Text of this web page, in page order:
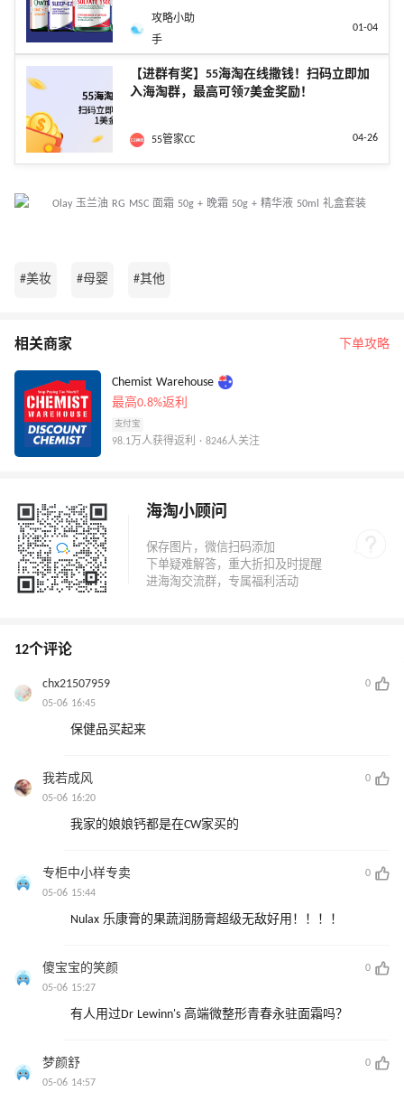
攻略小助
手
01-04
【进群有奖】55海淘在线撒钱！扫码立即加
入海淘群，最高可领7美金奖励！
55管家CC 04-26
#美妆 #母婴 #其他
相关商家 下单攻略
Chemist Warehouse
最高0.8%返利
支付宝
98.1万人获得返利 · 8246人关注
海淘小顾问
12个评论
chx21507959
0
05-06 16:45
保健品买起来
我若成风
0
05-06 16:20
我家的娘娘钙都是在CW家买的
专柜中小样专卖
0
05-06 15:44
Nulax 乐康膏的果蔬润肠膏超级无敌好用！！！！
傻宝宝的笑颜
0
05-06 15:27
有人用过Dr Lewinn's 高端微整形青春永驻面霜吗？
梦颜舒
0
05-06 14:57